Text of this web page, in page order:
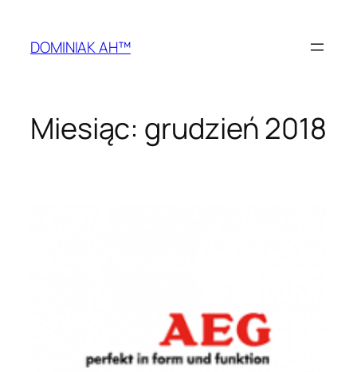
treściDOMINIAK AH™
Miesiąc: grudzień 2018